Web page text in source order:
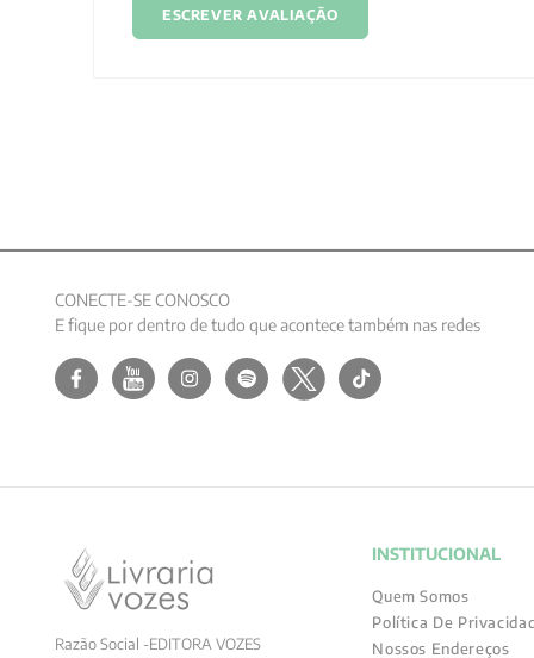
ESCREVER AVALIAÇÃO
CONECTE-SE CONOSCO
E fique por dentro de tudo que acontece também nas redes
Razão Social -EDITORA VOZES
INSTITUCIONAL
Quem Somos
Política De
Nossos Endereços